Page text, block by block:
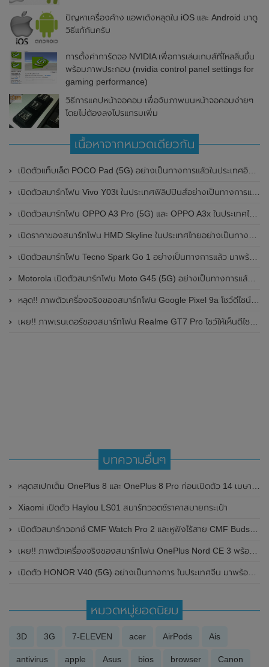
ปัญหาเครื่องค้าง แอพเด้งหลุดใน iOS และ Android มาดู
วิธีแก้กันครับ
การตั้งค่าการ์ดจอ NVIDIA เพื่อการเล่นเกมส์ที่ไหลลื่นขึ้น
พร้อมภาพประกอบ (nvidia control panel settings for
gaming performance)
วิธีการแคปหน้าจอคอม เพื่อจับภาพบนหน้าจอคอมง่ายๆ
โดยไม่ต้องลงโปรแกรมเพิ่ม
เนื้อหาจากหมวดเดียวกัน
เปิดตัวแท็บเล็ต POCO Pad (5G) อย่างเป็นทางการแล้วในประเทศอินเดีย มาพร้อมชิปเซ็ต Snapdragon 7s Gen 2 ของ Qualcomm และรองรับเครือข่าย 5G
เปิดตัวสมาร์ทโฟน Vivo Y03t ในประเทศฟิลิปปินส์อย่างเป็นทางการแล้ว มาพร้อมชิปเซ็ต Unisoc T612 , กล้องหลัง ความละเอียด 13MP , แบตเตอรี่ 5,000mAh และหน้าจอแสดงผล LCD / 90Hz
เปิดตัวสมาร์ทโฟน OPPO A3 Pro (5G) และ OPPO A3x ในประเทศไทยอย่างเป็นทางการแล้ว ในราคาเริ่มต้นเพียง 3,999 บาท
เปิดราคาของสมาร์ทโฟน HMD Skyline ในประเทศไทยอย่างเป็นทางการแล้ว ราคา 14,990 บาท
เปิดตัวสมาร์ทโฟน Tecno Spark Go 1 อย่างเป็นทางการแล้ว มาพร้อมหน้าจอแสดงผล LCD / 120Hz , แบตเตอรี่ 5,000mAh และใช้ชิปเซ็ต Unisoc
Motorola เปิดตัวสมาร์ทโฟน Moto G45 (5G) อย่างเป็นทางการแล้วในอินเดีย
หลุด!! ภาพตัวเครื่องจริงของสมาร์ทโฟน Google Pixel 9a โชว์ดีไซน์ใหม่ กล้องหลังแบนราบ ไม่มีกรอบของกล้องแล้ว
เผย!! ภาพเรนเดอร์ของสมาร์ทโฟน Realme GT7 Pro โชว์ให้เห็นดีไซน์ใหม่ พร้อมเผยรายละเอียดสเปกที่สำคัญบางส่วน
บทความอื่นๆ
หลุดสเปกเต็ม OnePlus 8 และ OnePlus 8 Pro ก่อนเปิดตัว 14 เมษายน 2020 นี้ พร้อมเผยราคา
Xiaomi เปิดตัว Haylou LS01 สมาร์ทวอตช์ราคาสบายกระเป๋า
เปิดตัวสมาร์ทวอทช์ CMF Watch Pro 2 และหูฟังไร้สาย CMF Buds Pro 2 อย่างเป็นทางการแล้ว
เผย!! ภาพตัวเครื่องจริงของสมาร์ทโฟน OnePlus Nord CE 3 พร้อมเผยรายละเอียดสเปกแบบจัดเต็ม
เปิดตัว HONOR V40 (5G) อย่างเป็นทางการ ในประเทศจีน มาพร้อมชิปเซ็ต Dimensity 1000+ , กล้องหลัก ความละเอียดสูงถึง 50MP
หมวดหมู่ยอดนิยม
3D 3G 7-ELEVEN acer AirPods Ais
antivirus apple Asus bios browser Canon